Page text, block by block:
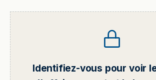
Identifiez-vous pour voir